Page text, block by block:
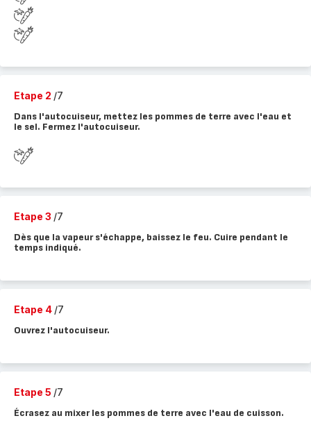
Etape 2 /7
Dans l'autocuiseur, mettez les pommes de terre avec l'eau et
le sel. Fermez l'autocuiseur.
Etape 3 /7
Dès que la vapeur s'échappe, baissez le feu. Cuire pendant le
temps indiqué.
Etape 4 /7
Ouvrez l'autocuiseur.
Etape 5 /7
Écrasez au mixer les pommes de terre avec l'eau de cuisson.